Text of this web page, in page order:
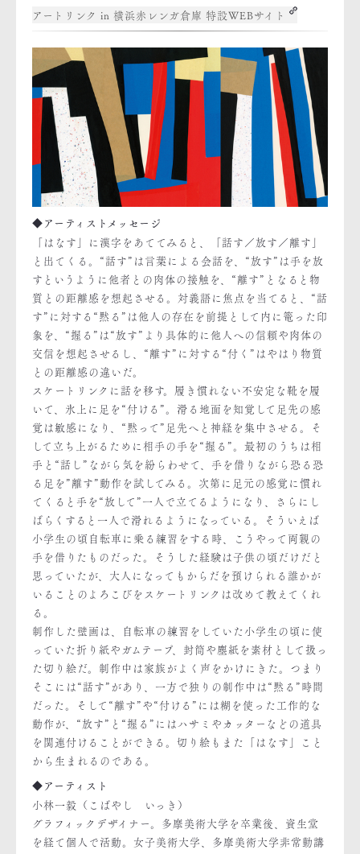
アートリンク in 横浜赤レンガ倉庫 特設WEBサイト
◆アーティストメッセージ
「はなす」に漢字をあててみると、「話す／放す／離す」
と出てくる。“話す”は言葉による会話を、“放す”は手を放
すというように他者との肉体の接触を、“離す”となると物
質との距離感を想起させる。対義語に焦点を当てると、“話
す”に対する“黙る”は他人の存在を前提として内に篭った印
象を、“握る”は“放す”より具体的に他人への信頼や肉体の
交信を想起させるし、“離す”に対する“付く”はやはり物質
との距離感の違いだ。
スケートリンクに話を移す。履き慣れない不安定な靴を履
いて、氷上に足を“付ける”。滑る地面を知覚して足先の感
覚は敏感になり、“黙って”足先へと神経を集中させる。そ
して立ち上がるために相手の手を“握る”。最初のうちは相
手と“話し”ながら気を紛らわせて、手を借りながら恐る恐
る足を”離す”動作を試してみる。次第に足元の感覚に慣れ
てくると手を“放して”一人で立てるようになり、さらにし
ばらくすると一人で滑れるようになっている。そういえば
小学生の頃自転車に乗る練習をする時、こうやって両親の
手を借りたものだった。そうした経験は子供の頃だけだと
思っていたが、大人になってもからだを預けられる誰かが
いることのよろこびをスケートリンクは改めて教えてくれ
る。
制作した壁画は、自転車の練習をしていた小学生の頃に使
っていた折り紙やガムテープ、封筒や塵紙を素材として扱っ
た切り絵だ。制作中は家族がよく声をかけにきた。つまり
そこには“話す”があり、一方で独りの制作中は“黙る”時間
だった。そして“離す”や“付ける”には糊を使った工作的な
動作が、“放す”と“握る”にはハサミやカッターなどの道具
を関連付けることができる。切り絵もまた「はなす」こと
から生まれるのである。
◆アーティスト
小林一毅（こばやし いっき）
グラフィックデザイナー。多摩美術大学を卒業後、資生堂
を経て個人で活動。女子美術大学、多摩美術大学非常勤講